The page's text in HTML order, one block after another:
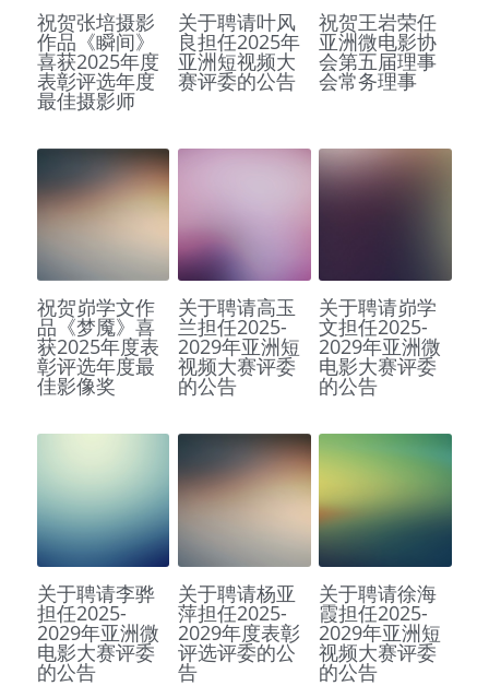
祝贺张培摄影
作品《瞬间》
喜获2025年度
表彰评选年度
最佳摄影师
关于聘请叶风
良担任2025年
亚洲短视频大
赛评委的公告
祝贺王岩荣任
亚洲微电影协
会第五届理事
会常务理事
祝贺峁学文作
品《梦魇》喜
获2025年度表
彰评选年度最
佳影像奖
关于聘请高玉
兰担任2025-
2029年亚洲短
视频大赛评委
的公告
关于聘请峁学
文担任2025-
2029年亚洲微
电影大赛评委
的公告
关于聘请李骅
担任2025-
2029年亚洲微
电影大赛评委
的公告
关于聘请杨亚
萍担任2025-
2029年度表彰
评选评委的公
告
关于聘请徐海
霞担任2025-
2029年亚洲短
视频大赛评委
的公告